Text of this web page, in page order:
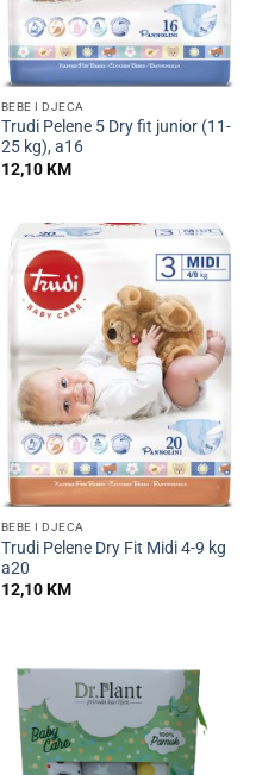
BEBE I DJECA
Trudi Pelene 5 Dry fit junior (11-
25 kg), a16
12,10KM
BEBE I DJECA
Trudi Pelene Dry Fit Midi 4-9 kg
a20
12,10KM